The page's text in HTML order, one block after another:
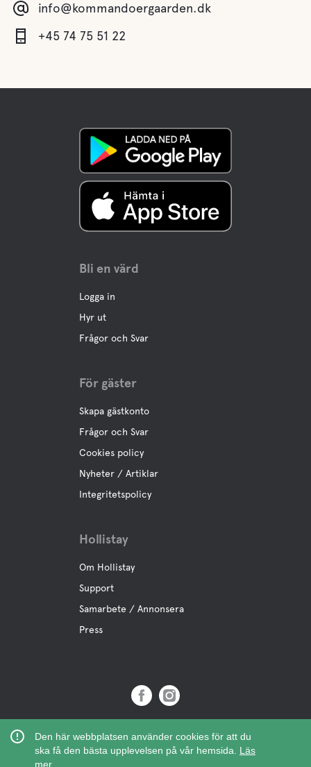
Den här webbplatsen använder cookies för att du
ska få den bästa upplevelsen på vår hemsida. Läs
mer
info@kommandoergaarden.dk
+45 74 75 51 22
Bli en värd
Logga in
Hyr ut
Frågor och Svar
För gäster
Skapa gästkonto
Frågor och Svar
Cookies policy
Nyheter / Artiklar
Integritetspolicy
Hollistay
Om Hollistay
Support
Samarbete / Annonsera
Press
Org.Nr: 559121-9463